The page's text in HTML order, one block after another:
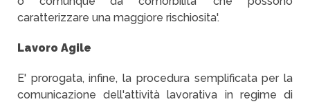
caratterizzare una maggiore rischiosita'.
Lavoro Agile
E' prorogata, infine, la procedura semplificata per la
comunicazione dell'attività lavorativa in regime di